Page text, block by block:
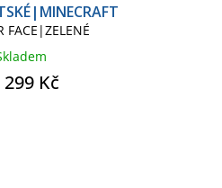
FACE|ZELENÉ
299 Kč